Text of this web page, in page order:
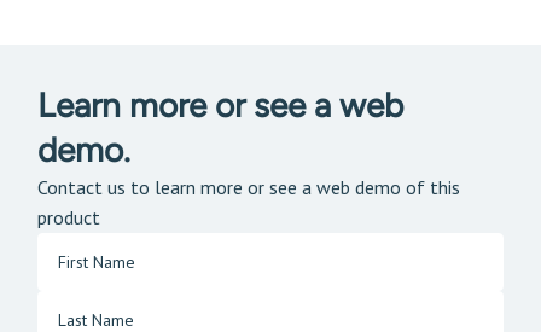
Learn more or see a web
demo.
Contact us to learn more or see a web demo of this
product